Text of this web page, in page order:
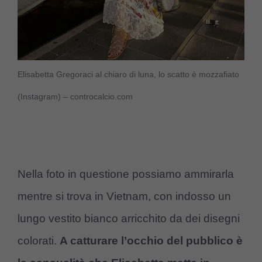
Elisabetta Gregoraci al chiaro di luna, lo scatto è mozzafiato
(Instagram) – controcalcio.com
Nella foto in questione possiamo ammirarla
mentre si trova in Vietnam, con indosso un
lungo vestito bianco arricchito da dei disegni
colorati. A catturare l’occhio del pubblico è